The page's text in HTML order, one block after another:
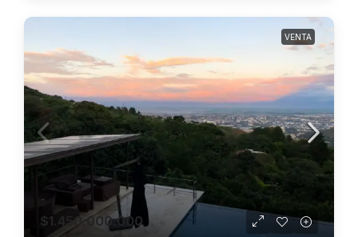
VENTA
$1.450.000.000